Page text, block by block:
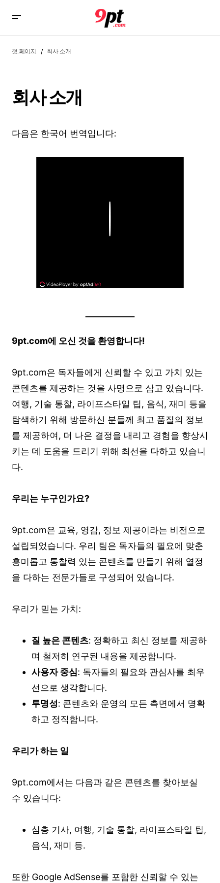
첫 페이지 회사 소개
회사 소개
다음은 한국어 번역입니다:
9pt.com에 오신 것을 환영합니다!
9pt.com은 독자들에게 신뢰할 수 있고 가치 있는
콘텐츠를 제공하는 것을 사명으로 삼고 있습니다.
여행, 기술 통찰, 라이프스타일 팁, 음식, 재미 등을
탐색하기 위해 방문하신 분들께 최고 품질의 정보
를 제공하여, 더 나은 결정을 내리고 경험을 향상시
키는 데 도움을 드리기 위해 최선을 다하고 있습니
다.
우리는 누구인가요?
9pt.com은 교육, 영감, 정보 제공이라는 비전으로
설립되었습니다. 우리 팀은 독자들의 필요에 맞춘
흥미롭고 통찰력 있는 콘텐츠를 만들기 위해 열정
을 다하는 전문가들로 구성되어 있습니다.
우리가 믿는 가치:
질 높은 콘텐츠: 정확하고 최신 정보를 제공하
며 철저히 연구된 내용을 제공합니다.
사용자 중심: 독자들의 필요와 관심사를 최우
선으로 생각합니다.
투명성: 콘텐츠와 운영의 모든 측면에서 명확
하고 정직합니다.
우리가 하는 일
9pt.com에서는 다음과 같은 콘텐츠를 찾아보실
수 있습니다:
심층 기사, 여행, 기술 통찰, 라이프스타일 팁,
음식, 재미 등.
또한 Google AdSense를 포함한 신뢰할 수 있는